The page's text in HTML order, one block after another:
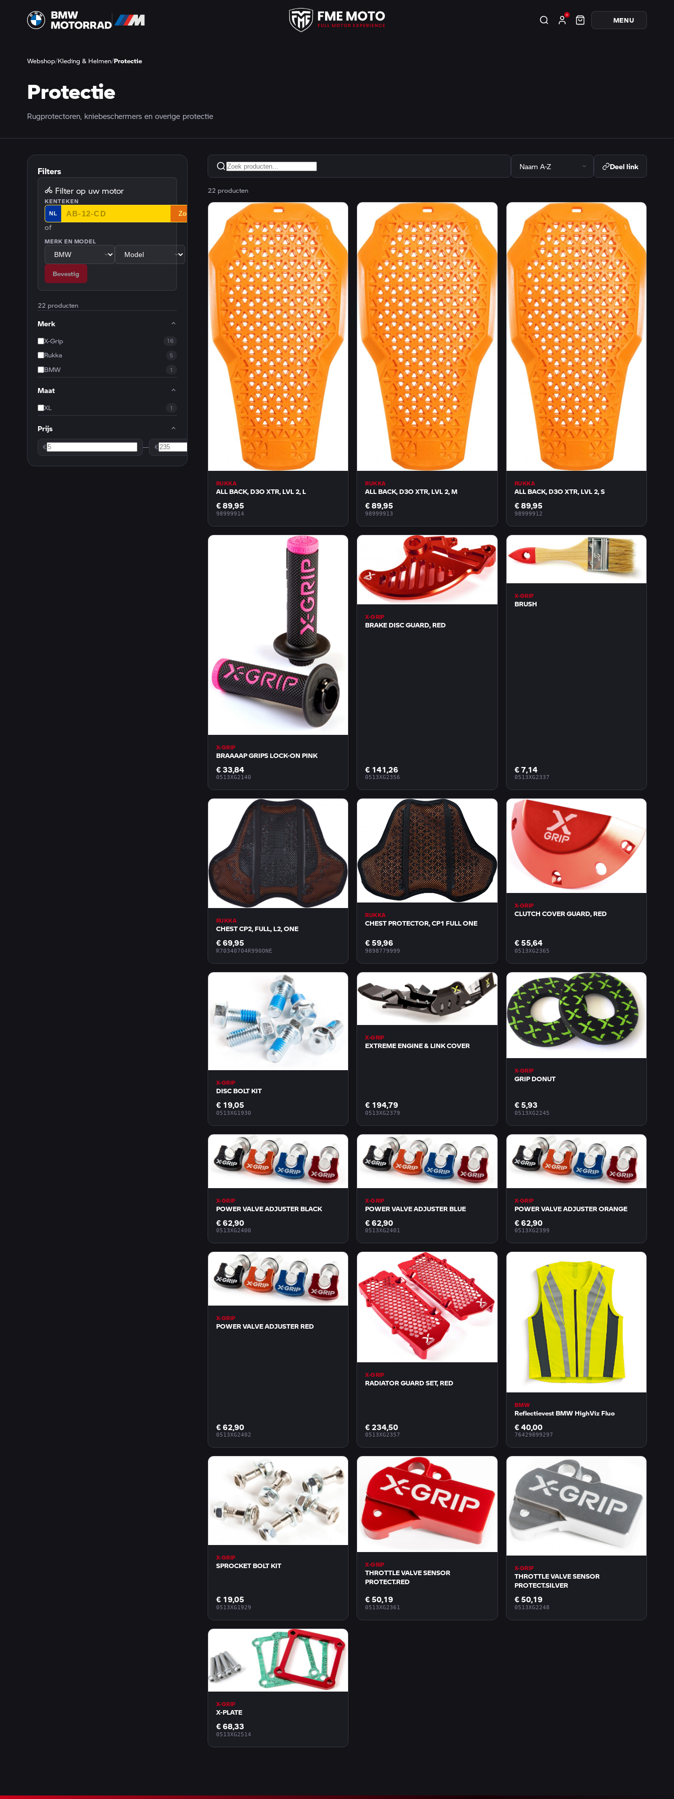
MENU
Webshop/Kleding & Helmen/Protectie
Protectie
Rugprotectoren, kniebeschermers en overige protectie
Filters
Filter op uw motor
KENTEKEN
NL Zoek
of
MERK EN MODEL
Bevestig
22 producten
Merk
X-Grip 16
Rukka 5
BMW 1
Maat
XL 1
Prijs
€ — €
Deel link
22 producten
RUKKA
ALL BACK, D3O XTR, LVL 2, L
€ 89,95
98999914
RUKKA
ALL BACK, D3O XTR, LVL 2, M
€ 89,95
98999913
RUKKA
ALL BACK, D3O XTR, LVL 2, S
€ 89,95
98999912
X-GRIP
BRAAAAP GRIPS LOCK-ON PINK
€ 33,84
0513XG2140
X-GRIP
BRAKE DISC GUARD, RED
€ 141,26
0513XG2356
X-GRIP
BRUSH
€ 7,14
0513XG2337
RUKKA
CHEST CP2, FULL, L2, ONE
€ 69,95
R70340704R990ONE
RUKKA
CHEST PROTECTOR, CP1 FULL ONE
€ 59,96
9898779999
X-GRIP
CLUTCH COVER GUARD, RED
€ 55,64
0513XG2365
X-GRIP
DISC BOLT KIT
€ 19,05
0513XG1930
X-GRIP
EXTREME ENGINE & LINK COVER
€ 194,79
0513XG2379
X-GRIP
GRIP DONUT
€ 5,93
0513XG2245
X-GRIP
POWER VALVE ADJUSTER BLACK
€ 62,90
0513XG2400
X-GRIP
POWER VALVE ADJUSTER BLUE
€ 62,90
0513XG2401
X-GRIP
POWER VALVE ADJUSTER ORANGE
€ 62,90
0513XG2399
X-GRIP
POWER VALVE ADJUSTER RED
€ 62,90
0513XG2402
X-GRIP
RADIATOR GUARD SET, RED
€ 234,50
0513XG2357
BMW
Reflectievest BMW HighViz Fluo
€ 40,00
76429899297
X-GRIP
SPROCKET BOLT KIT
€ 19,05
0513XG1929
X-GRIP
THROTTLE VALVE SENSOR
PROTECT.RED
€ 50,19
0513XG2361
X-GRIP
THROTTLE VALVE SENSOR
PROTECT.SILVER
€ 50,19
0513XG2248
X-GRIP
X-PLATE
€ 68,33
0513XG2514